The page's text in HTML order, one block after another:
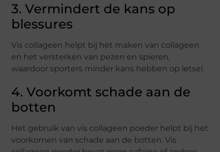
3. Vermindert de kans op
blessures
Vis collageen helpt bij het maken van collageen
en het versterken van pezen en spieren,
waardoor sporters minder kans hebben op letsel.
4. Voorkomt schade aan de
botten
Het gebruik van vis collageen poeder helpt bij het
voorkomen van schade aan de botten. Vis